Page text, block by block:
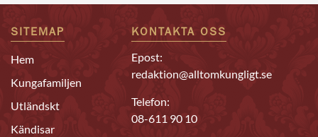
SITEMAP
Hem
Kungafamiljen
Utländskt
Kändisar
KONTAKTA OSS
Epost:
redaktion@alltomkungligt.se
Telefon:
08-611 90 10